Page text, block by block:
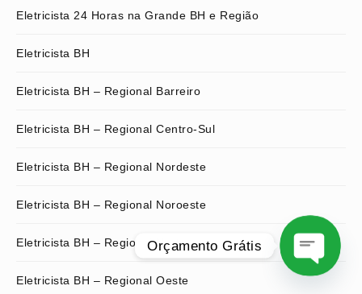
Eletricista 24 Horas na Grande BH e Região
Eletricista BH
Eletricista BH – Regional Barreiro
Eletricista BH – Regional Centro-Sul
Eletricista BH – Regional Nordeste
Eletricista BH – Regional Noroeste
Eletricista BH – Regional Norte
Eletricista BH – Regional Oeste
Orçamento Grátis